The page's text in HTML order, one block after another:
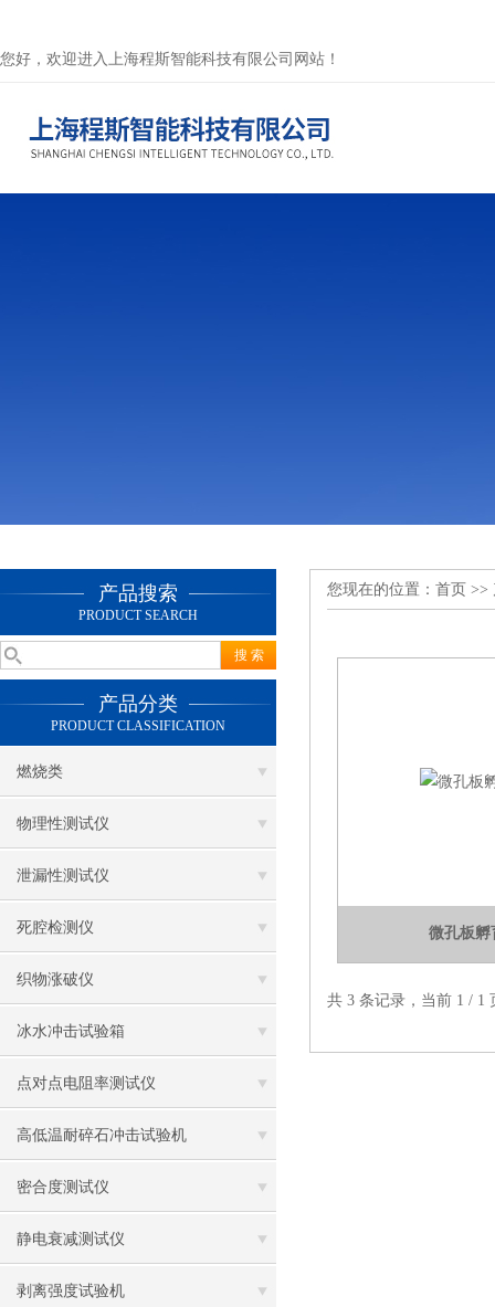
您好，欢迎进入上海程斯智能科技有限公司网站！
产品搜索
PRODUCT SEARCH
产品分类
PRODUCT CLASSIFICATION
燃烧类
物理性测试仪
泄漏性测试仪
死腔检测仪
织物涨破仪
冰水冲击试验箱
点对点电阻率测试仪
高低温耐碎石冲击试验机
密合度测试仪
静电衰减测试仪
剥离强度试验机
您现在的位置： 首页 >>
微孔板孵
共 3 条记录，当前 1 /